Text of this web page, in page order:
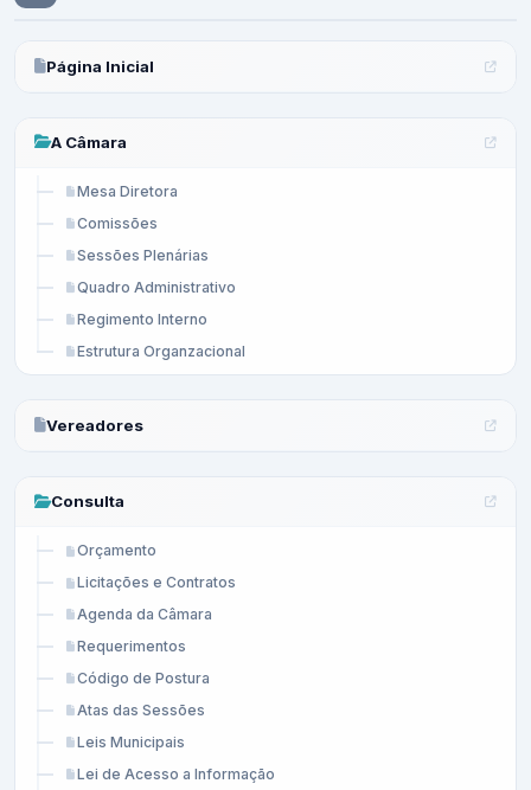
Página Inicial
A Câmara
Mesa Diretora
Comissões
Sessões Plenárias
Quadro Administrativo
Regimento Interno
Estrutura Organzacional
Vereadores
Consulta
Orçamento
Licitações e Contratos
Agenda da Câmara
Requerimentos
Código de Postura
Atas das Sessões
Leis Municipais
Lei de Acesso a Informação